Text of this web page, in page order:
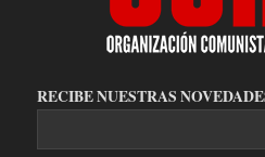
RECIBE NUESTRAS